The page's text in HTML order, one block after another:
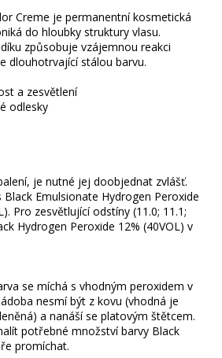
Creme je permanentní kosmetická
do hloubky struktury vlasu.
způsobuje vzájemnou reakci
dlouhotrvající stálou barvu.
a zesvětlení
odlesky
je nutné jej doobjednat zvlášť.
Emulsionate Hydrogen Peroxide
Pro zesvětlující odstíny (11.0; 11.1;
Hydrogen Peroxide 12% (40VOL) v
se míchá s vhodným peroxidem v
nesmí být z kovu (vhodná je
a nanáší se platovým štětcem.
potřebné množství barvy Black
promíchat.